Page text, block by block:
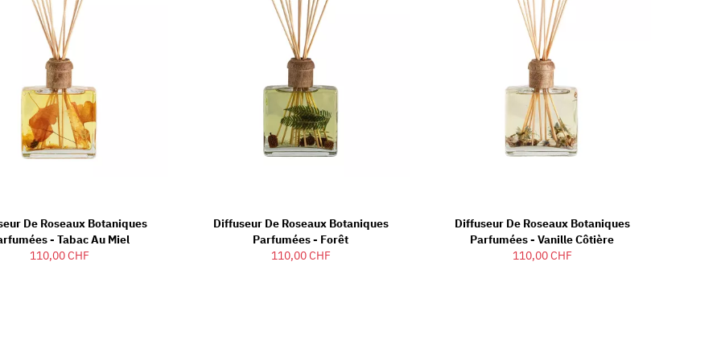
De Roseaux Botaniques
- Tabac Au Miel
110,00 CHF
Diffuseur De Roseaux Botaniques
Parfumées - Forêt
110,00 CHF
Diffuseur De Roseaux Botaniques
Parfumées - Vanille Côtière
110,00 CHF